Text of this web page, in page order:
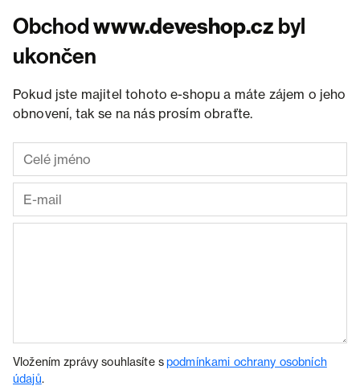
Obchodwww.deveshop.cz byl
ukončen
Pokud jste majitel tohoto e-shopu a máte zájem o jeho
obnovení, tak se na nás prosím obraťte.
Vložením zprávy souhlasíte spodmínkami ochrany osobních
údajů.